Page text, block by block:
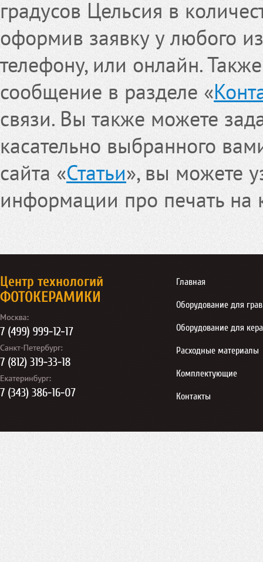
градусов Цельсия в
оформив заявку у любого
телефону, или онлайн.
сообщение в разделе «
связи. Вы также можете
касательно выбранного
сайта «Статьи», вы можете
информации про печать на
Центр технологий
ФОТОКЕРАМИКИ
Главная
Оборудование для
Оборудование для
Расходные материалы
Комплектующие
Контакты